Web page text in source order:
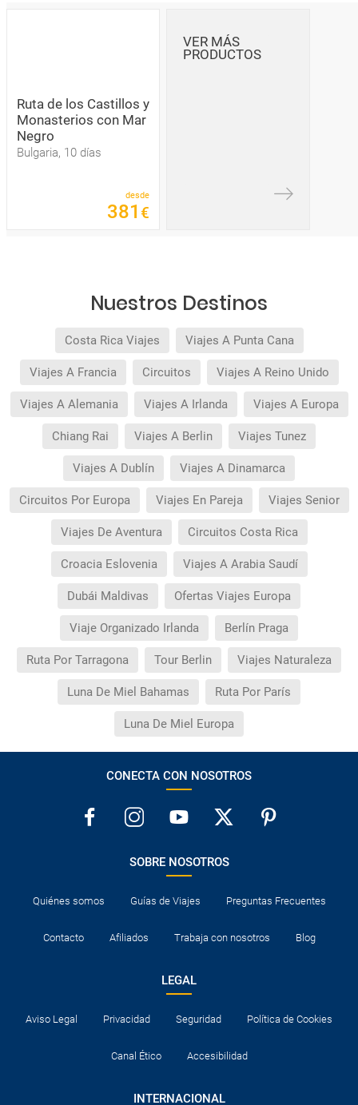
Ruta de los Castillos y
Monasterios con Mar
Negro
Bulgaria, 10 días
desde
381 €
VER MÁS
PRODUCTOS
Nuestros Destinos
Costa Rica Viajes Viajes A Punta Cana
Viajes A Francia Circuitos Viajes A Reino Unido
Viajes A Alemania Viajes A Irlanda Viajes A Europa
Chiang Rai Viajes A Berlin Viajes Tunez
Viajes A Dublín Viajes A Dinamarca
Circuitos Por Europa Viajes En Pareja Viajes Senior
Viajes De Aventura Circuitos Costa Rica
Croacia Eslovenia Viajes A Arabia Saudí
Dubái Maldivas Ofertas Viajes Europa
Viaje Organizado Irlanda Berlín Praga
Ruta Por Tarragona Tour Berlin Viajes Naturaleza
Luna De Miel Bahamas Ruta Por París
Luna De Miel Europa
CONECTA CON NOSOTROS
SOBRE NOSOTROS
Quiénes somos Guías de Viajes Preguntas Frecuentes
Contacto Afiliados Trabaja con nosotros Blog
LEGAL
Aviso Legal Privacidad Seguridad Política de Cookies
Canal Ético Accesibilidad
INTERNACIONAL